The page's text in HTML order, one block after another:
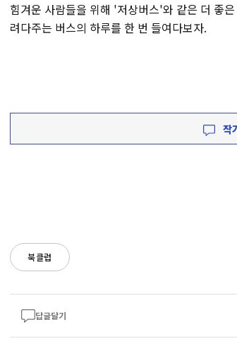
힘겨운 사람들을 위해 '저상버스'와 같은 더 좋
려다주는 버스의 하루를 한 번 들여다보자.
작
북클럽
답글달기